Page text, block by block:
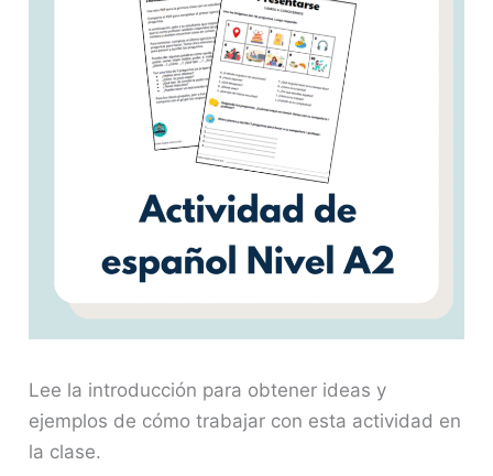
Lee la introducción para obtener ideas y
ejemplos de cómo trabajar con esta actividad en
la clase.